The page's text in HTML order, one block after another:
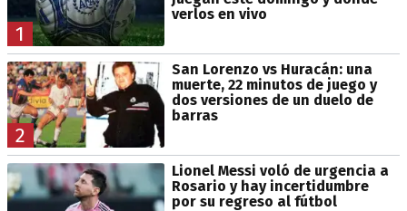
1
verlos en vivo
2
San Lorenzo vs Huracán: una
muerte, 22 minutos de juego y
dos versiones de un duelo de
barras
Lionel Messi voló de urgencia a
Rosario y hay incertidumbre
por su regreso al fútbol